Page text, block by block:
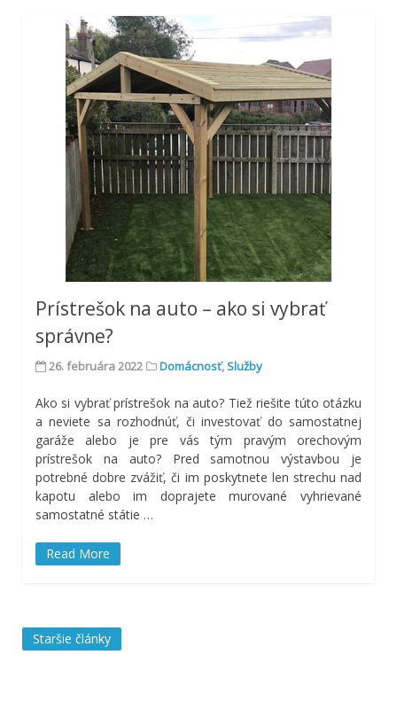
Prístrešok na auto – ako si vybrať
správne?
26. februára 2022 Domácnosť,Služby
Ako si vybrať prístrešok na auto? Tiež riešite túto otázku
a neviete sa rozhodnúť, či investovať do samostatnej
garáže alebo je pre vás tým pravým orechovým
prístrešok na auto? Pred samotnou výstavbou je
potrebné dobre zvážiť, či im poskytnete len strechu nad
kapotu alebo im doprajete murované vyhrievané
samostatné státie …
Read More
Navigácia
Staršie články